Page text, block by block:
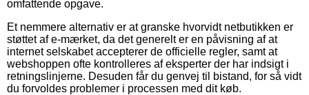
omfattende opgave.
Et nemmere alternativ er at granske hvorvidt netbutikken er
støttet af e-mærket, da det generelt er en påvisning af at
internet selskabet accepterer de officielle regler, samt at
webshoppen ofte kontrolleres af eksperter der har indsigt i
retningslinjerne. Desuden får du genvej til bistand, for så vidt
du forvoldes problemer i processen med dit køb.